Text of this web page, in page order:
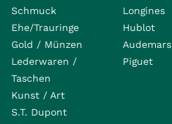
Schmuck
Ehe/Trauringe
Gold / Münzen
Lederwaren /
Taschen
Kunst / Art
S.T. Dupont
Longines
Hublot
Audemars
Piguet